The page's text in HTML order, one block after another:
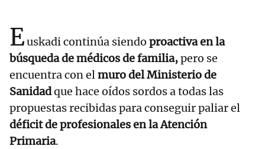
Euskadi continúa siendo proactiva en la
búsqueda de médicos de familia,pero se
encuentra con elmuro del Ministerio de
Sanidadque hace oídos sordos a todas las
propuestas recibidas para conseguir paliar el
déficit de profesionales en la Atención
Primaria.